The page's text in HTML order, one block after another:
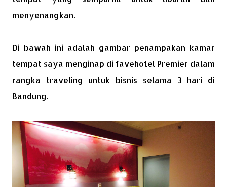
menyenangkan.
Di bawah ini adalah gambar penampakan kamar
tempat saya menginap di favehotel Premier dalam
rangka traveling untuk bisnis selama 3 hari di
Bandung.